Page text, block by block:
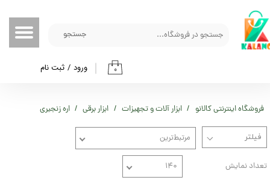
جستجو
۰ ورود / ثبت نام
حساب کاربری من
تغییر گذر واژه
خروج از حساب کاربری
فروشگاه اینترنتی کالانو ابزار آلات و تجهیزات ابزار برقی اره زنجیری
مرتبط‌ترین
تعداد نمایش ۱۴۰